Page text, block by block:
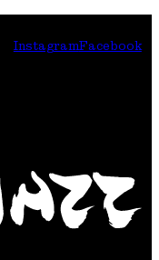
InstagramFacebook